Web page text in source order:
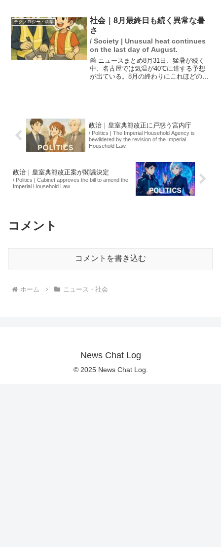
512GBモデ...
テクノロジー・科学
社会｜8月最終日も続く異常な暑
さ
/ Society | Unusual heat continues
on the last day of August.
📰 ニュースまとめ8月31日、猛暑が続く
中、名古屋では気温が40℃に達する予想
が出ている。8月の終わりにこれほどの暑
政治｜皇室典範改正に戸惑う宮内庁
/ Politics | The Imperial Household Agency is
bewildered by the revision of the Imperial
Household Law.
政治｜皇室典範改正案が閣議決定
/ Politics | Cabinet approves the bill to amend the
Imperial Household Law
コメント
コメントを書き込む
ホーム ニュース・社会
News Chat Log
© 2025 News Chat Log.